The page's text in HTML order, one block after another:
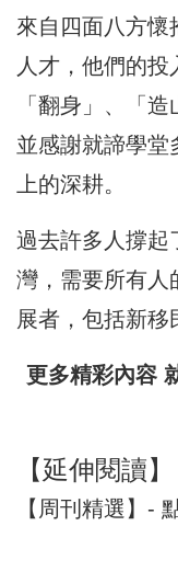
來自四面八方懷
人才，他們的
「翻身」、「
並感謝就諦學堂
上的深耕。
過去許多人撐起
灣，需要所有人
展者，包括新移
更多精彩內容
【延伸閱讀】
【周刊精選】-